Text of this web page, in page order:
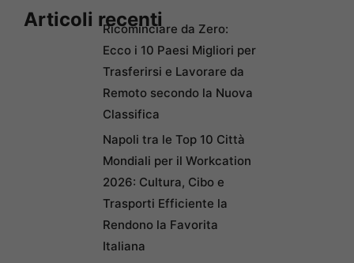
Articoli recentiRicominciare da Zero:
Ecco i 10 Paesi Migliori per
Trasferirsi e Lavorare da
Remoto secondo la Nuova
Classifica
Napoli tra le Top 10 Città
Mondiali per il Workcation
2026: Cultura, Cibo e
Trasporti Efficiente la
Rendono la Favorita
Italiana